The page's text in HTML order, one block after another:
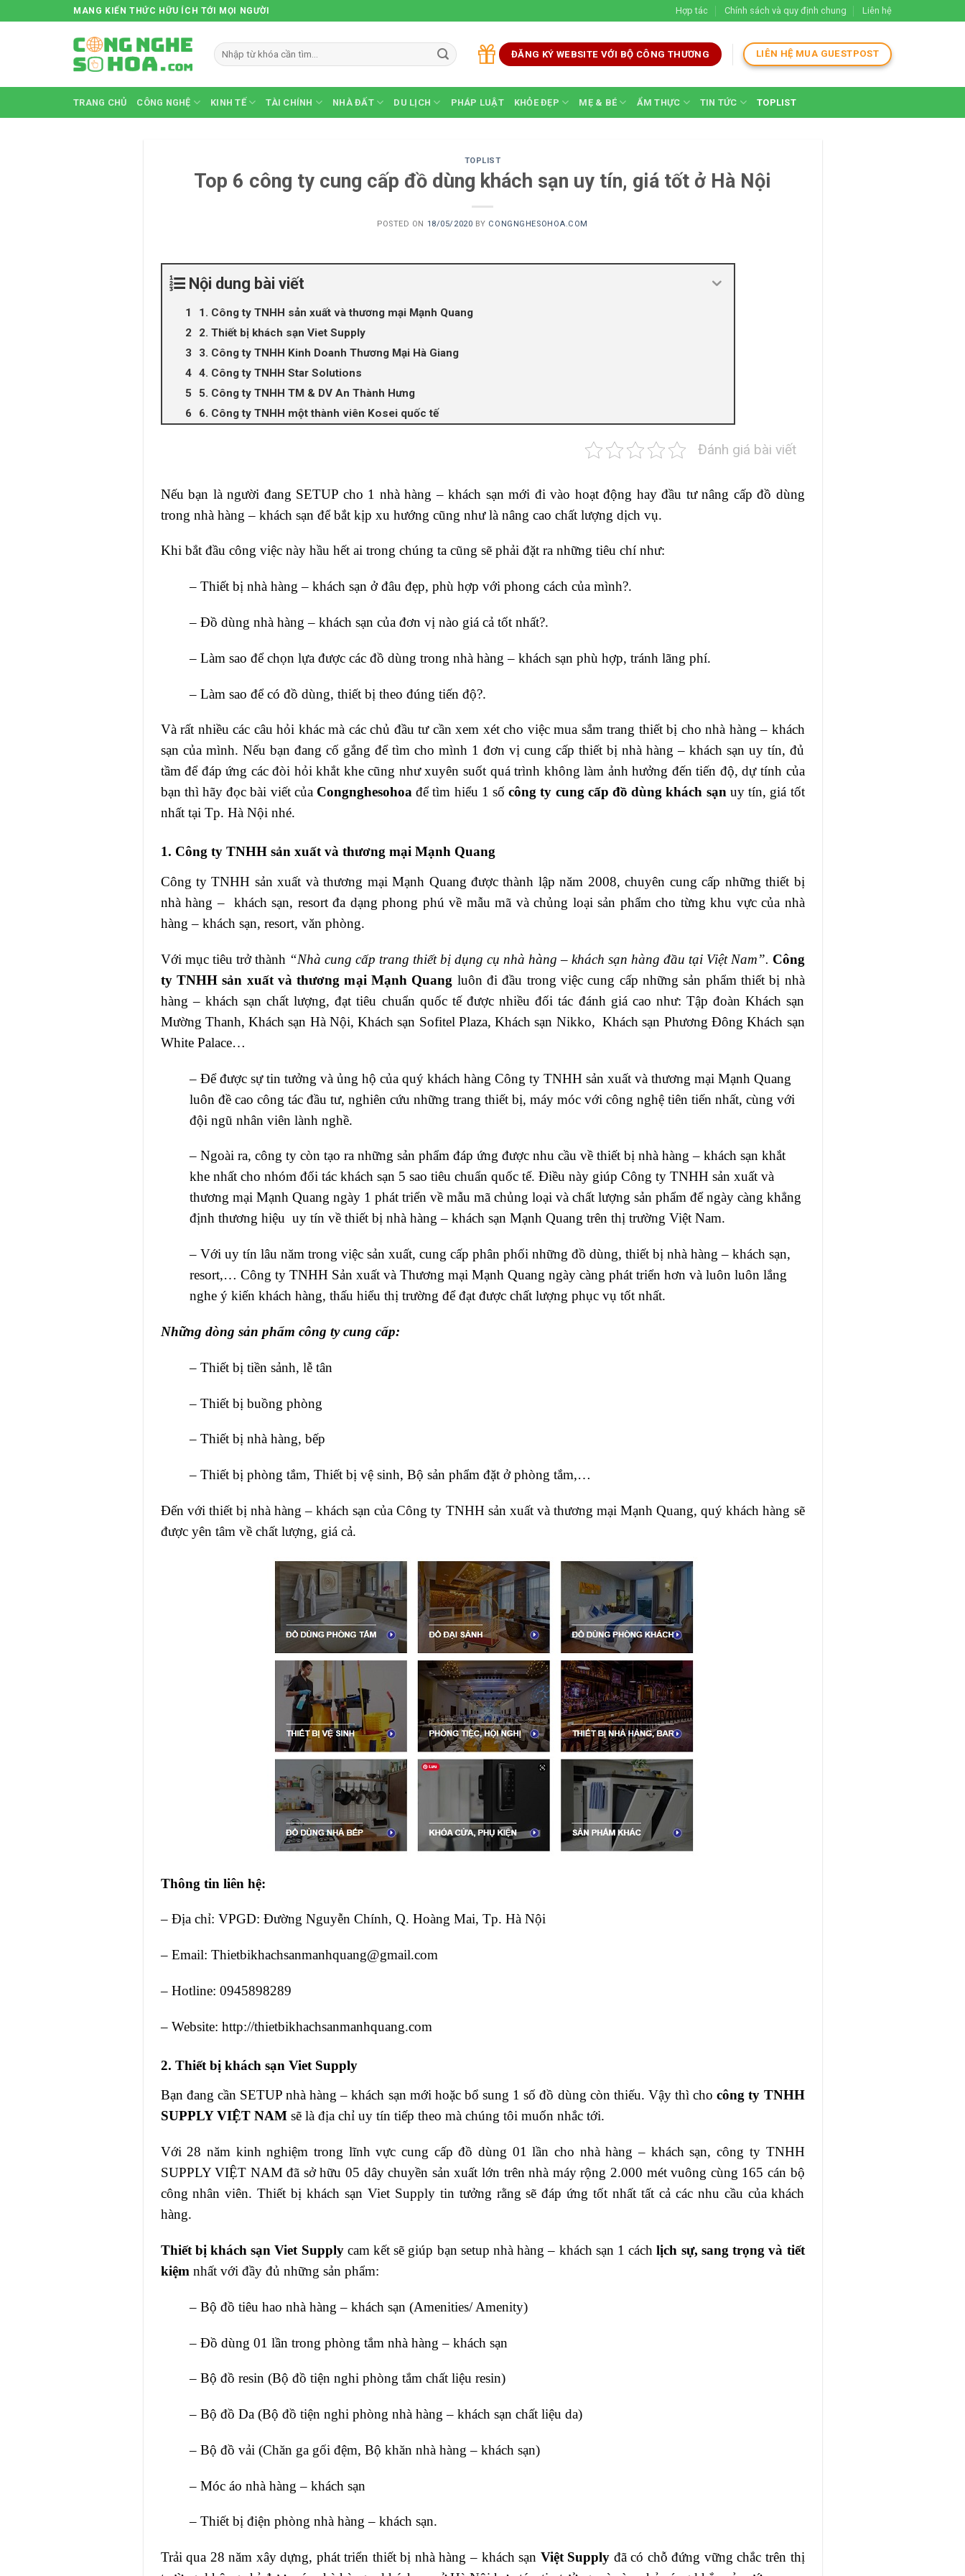
to
MANG KIẾN THỨC HỮU ÍCH TỚI MỌI NGƯỜI Hợp tác Chính sách và quy định chung Liên hệ
ĐĂNG KÝ WEBSITE VỚI BỘ CÔNG THƯƠNG LIÊN HỆ MUA GUESTPOST
TRANG CHỦ CÔNG NGHỆ KINH TẾ TÀI CHÍNH NHÀ ĐẤT DU LỊCH PHÁP LUẬT KHỎE ĐẸP MẸ & BÉ ẨM THỰC TIN TỨC TOPLIST
TOPLIST
Top 6 công ty cung cấp đồ dùng khách sạn uy tín, giá tốt ở Hà Nội
POSTED ON 18/05/2020 BY CONGNGHESOHOA.COM
Nội dung bài viết
1. Công ty TNHH sản xuất và thương mại Mạnh Quang
2. Thiết bị khách sạn Viet Supply
3. Công ty TNHH Kinh Doanh Thương Mại Hà Giang
4. Công ty TNHH Star Solutions
5. Công ty TNHH TM & DV An Thành Hưng
6. Công ty TNHH một thành viên Kosei quốc tế
Đánh giá bài viết
Nếu bạn là người đang SETUP cho 1 nhà hàng – khách sạn mới đi vào hoạt động hay đầu tư nâng cấp đồ dùng
trong nhà hàng – khách sạn để bắt kịp xu hướng cũng như là nâng cao chất lượng dịch vụ.
Khi bắt đầu công việc này hầu hết ai trong chúng ta cũng sẽ phải đặt ra những tiêu chí như:
– Thiết bị nhà hàng – khách sạn ở đâu đẹp, phù hợp với phong cách của mình?.
– Đồ dùng nhà hàng – khách sạn của đơn vị nào giá cả tốt nhất?.
– Làm sao để chọn lựa được các đồ dùng trong nhà hàng – khách sạn phù hợp, tránh lãng phí.
– Làm sao để có đồ dùng, thiết bị theo đúng tiến độ?.
Và rất nhiều các câu hỏi khác mà các chủ đầu tư cần xem xét cho việc mua sắm trang thiết bị cho nhà hàng – khách
sạn của mình. Nếu bạn đang cố gắng để tìm cho mình 1 đơn vị cung cấp thiết bị nhà hàng – khách sạn uy tín, đủ
tầm để đáp ứng các đòi hỏi khắt khe cũng như xuyên suốt quá trình không làm ảnh hưởng đến tiến độ, dự tính của
bạn thì hãy đọc bài viết của Congnghesohoađể tìm hiểu 1 sốcông ty cung cấp đồ dùng khách sạnuy tín, giá tốt
nhất tại Tp. Hà Nội nhé.
1. Công ty TNHH sản xuất và thương mại Mạnh Quang
Công ty TNHH sản xuất và thương mại Mạnh Quang được thành lập năm 2008, chuyên cung cấp những thiết bị
nhà hàng – khách sạn, resort đa dạng phong phú về mẫu mã và chủng loại sản phẩm cho từng khu vực của nhà
hàng – khách sạn, resort, văn phòng.
Với mục tiêu trở thành “Nhà cung cấp trang thiết bị dụng cụ nhà hàng – khách sạn hàng đầu tại Việt Nam”. Công
ty TNHH sản xuất và thương mại Mạnh Quang luôn đi đầu trong việc cung cấp những sản phẩm thiết bị nhà
hàng – khách sạn chất lượng, đạt tiêu chuẩn quốc tế được nhiều đối tác đánh giá cao như: Tập đoàn Khách sạn
Mường Thanh, Khách sạn Hà Nội, Khách sạn Sofitel Plaza, Khách sạn Nikko, Khách sạn Phương Đông Khách sạn
White Palace…
– Để được sự tin tưởng và ủng hộ của quý khách hàng Công ty TNHH sản xuất và thương mại Mạnh Quang
luôn đề cao công tác đầu tư, nghiên cứu những trang thiết bị, máy móc với công nghệ tiên tiến nhất, cùng với
đội ngũ nhân viên lành nghề.
– Ngoài ra, công ty còn tạo ra những sản phẩm đáp ứng được nhu cầu về thiết bị nhà hàng – khách sạn khắt
khe nhất cho nhóm đối tác khách sạn 5 sao tiêu chuẩn quốc tế. Điều này giúp Công ty TNHH sản xuất và
thương mại Mạnh Quang ngày 1 phát triển về mẫu mã chủng loại và chất lượng sản phẩm để ngày càng khẳng
định thương hiệu uy tín về thiết bị nhà hàng – khách sạn Mạnh Quang trên thị trường Việt Nam.
– Với uy tín lâu năm trong việc sản xuất, cung cấp phân phối những đồ dùng, thiết bị nhà hàng – khách sạn,
resort,… Công ty TNHH Sản xuất và Thương mại Mạnh Quang ngày càng phát triển hơn và luôn luôn lắng
nghe ý kiến khách hàng, thấu hiểu thị trường để đạt được chất lượng phục vụ tốt nhất.
Những dòng sản phẩm công ty cung cấp:
– Thiết bị tiền sảnh, lễ tân
– Thiết bị buồng phòng
– Thiết bị nhà hàng, bếp
– Thiết bị phòng tắm, Thiết bị vệ sinh, Bộ sản phẩm đặt ở phòng tắm,…
Đến với thiết bị nhà hàng – khách sạn của Công ty TNHH sản xuất và thương mại Mạnh Quang, quý khách hàng sẽ
được yên tâm về chất lượng, giá cả.
Thông tin liên hệ:
– Địa chỉ: VPGD: Đường Nguyễn Chính, Q. Hoàng Mai, Tp. Hà Nội
– Email: Thietbikhachsanmanhquang@gmail.com
– Hotline: 0945898289
– Website: http://thietbikhachsanmanhquang.com
2. Thiết bị khách sạn Viet Supply
Bạn đang cần SETUP nhà hàng – khách sạn mới hoặc bổ sung 1 số đồ dùng còn thiếu. Vậy thì chocông ty TNHH
SUPPLY VIỆT NAMsẽ là địa chỉ uy tín tiếp theo mà chúng tôi muốn nhắc tới.
Với 28 năm kinh nghiệm trong lĩnh vực cung cấp đồ dùng 01 lần cho nhà hàng – khách sạn, công ty TNHH
SUPPLY VIỆT NAM đã sở hữu 05 dây chuyền sản xuất lớn trên nhà máy rộng 2.000 mét vuông cùng 165 cán bộ
công nhân viên. Thiết bị khách sạn Viet Supply tin tưởng rằng sẽ đáp ứng tốt nhất tất cả các nhu cầu của khách
hàng.
Thiết bị khách sạn Viet Supplycam kết sẽ giúp bạn setup nhà hàng – khách sạn 1 cáchlịch sự, sang trọng và tiết
kiệm nhất với đầy đủ những sản phẩm:
– Bộ đồ tiêu hao nhà hàng – khách sạn (Amenities/ Amenity)
– Đồ dùng 01 lần trong phòng tắm nhà hàng – khách sạn
– Bộ đồ resin (Bộ đồ tiện nghi phòng tắm chất liệu resin)
– Bộ đồ Da (Bộ đồ tiện nghi phòng nhà hàng – khách sạn chất liệu da)
– Bộ đồ vải (Chăn ga gối đệm, Bộ khăn nhà hàng – khách sạn)
– Móc áo nhà hàng – khách sạn
– Thiết bị điện phòng nhà hàng – khách sạn.
Trải qua 28 năm xây dựng, phát triển thiết bị nhà hàng – khách sạn Việt Supply đã có chỗ đứng vững chắc trên thị